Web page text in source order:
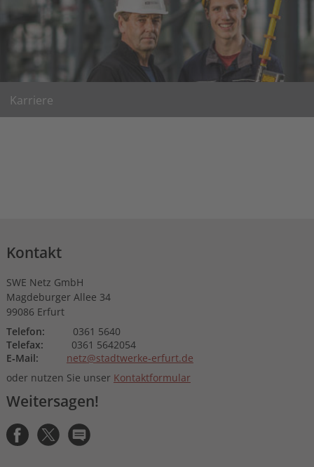
Karriere
Kontakt
SWE Netz GmbH
Magdeburger Allee 34
99086 Erfurt
Telefon:
0361 5640
Telefax:
0361 5642054
E‑Mail:
netz@stadtwerke-erfurt.de
oder nutzen Sie unser Kontaktformular
Weitersagen!